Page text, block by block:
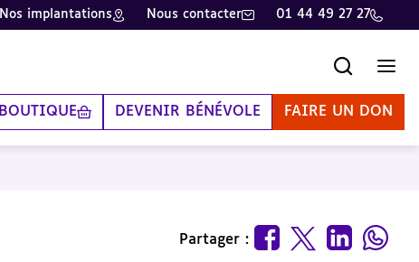
Nos implantations Nous contacter 01 44 49 27 27
BOUTIQUE DEVENIR BÉNÉVOLE FAIRE UN DON
Partager :